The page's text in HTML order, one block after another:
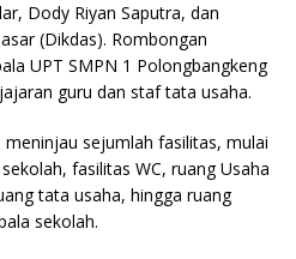
Dody Riyan Saputra, dan
(Dikdas). Rombongan
UPT SMPN 1 Polongbangkeng
guru dan staf tata usaha.
sejumlah fasilitas, mulai
fasilitas WC, ruang Usaha
tata usaha, hingga ruang
sekolah.